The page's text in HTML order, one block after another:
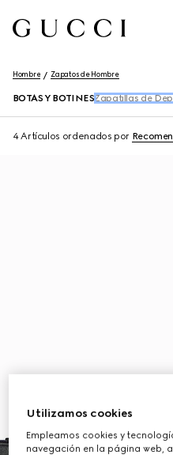
Hombre Zapatos de Hombre
BOTAS Y BOTINES Zapatillas de
4 Artículos ordenados por
Utilizamos cookies
Empleamos cookies y
navegación en la página web,